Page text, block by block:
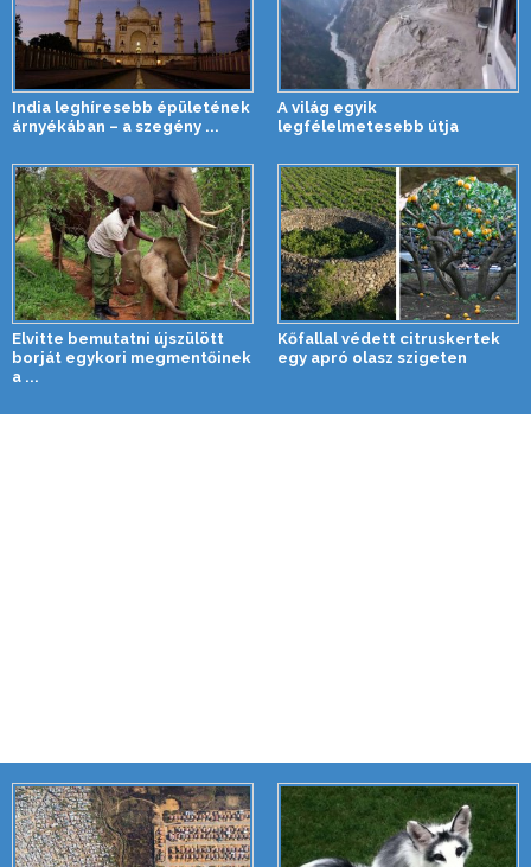
India leghíresebb épületének
árnyékában – a szegény ...
A világ egyik
legfélelmetesebb útja
Elvitte bemutatni újszülött
borját egykori megmentőinek
a ...
Kőfallal védett citruskertek
egy apró olasz szigeten